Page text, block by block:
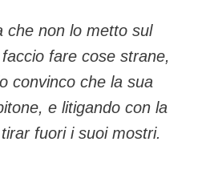
che non lo metto sul
fare cose strane,
convinco che la sua
e litigando con la
fuori i suoi mostri.